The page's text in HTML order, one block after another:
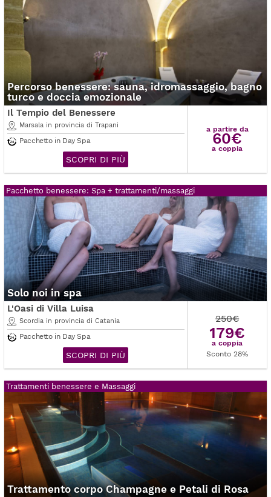
Percorso benessere: sauna, idromassaggio, bagno
turco e doccia emozionale
Il Tempio del Benessere
Marsala in provincia di Trapani
Pacchetto in Day Spa
SCOPRI DI PIÙ
a partire da
60€
a coppia
Pacchetto benessere: Spa + trattamenti/massaggi
Solo noi in spa
L'Oasi di Villa Luisa
Scordia in provincia di Catania
Pacchetto in Day Spa
SCOPRI DI PIÙ
250€
179€
a coppia
Sconto 28%
Trattamenti benessere e Massaggi
Trattamento corpo Champagne e Petali di Rosa